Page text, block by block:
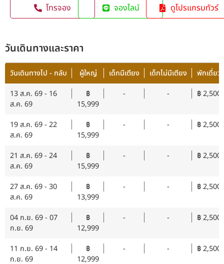
โทรจอง จองไลน์ ดูโปรแกรมทัวร์
วันเดินทางและราคา
วันเดินทางไป - กลับ ผู้ใหญ่ เด็กมีเตียง เด็กไม่มีเตียง
พักเดี่ยว
13 ส.ค. 69 - 16
ส.ค. 69
฿
15,999
- - ฿ 2,500
19 ส.ค. 69 - 22
ส.ค. 69
฿
15,999
- - ฿ 2,500
21 ส.ค. 69 - 24
ส.ค. 69
฿
15,999
- - ฿ 2,500
27 ส.ค. 69 - 30
ส.ค. 69
฿
13,999
- - ฿ 2,500
04 ก.ย. 69 - 07
ก.ย. 69
฿
12,999
- - ฿ 2,500
11 ก.ย. 69 - 14
ก.ย. 69
฿
12,999
- - ฿ 2,500